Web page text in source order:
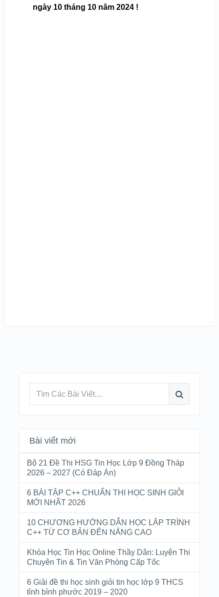
ngày 10 tháng 10 năm 2024 !
Bài viết mới
Bộ 21 Đề Thi HSG Tin Học Lớp 9 Đồng Tháp
2026 – 2027 (Có Đáp Án)
6 BÀI TẬP C++ CHUẨN THI HỌC SINH GIỎI
MỚI NHẤT 2026
10 CHƯƠNG HƯỚNG DẪN HỌC LẬP TRÌNH
C++ TỪ CƠ BẢN ĐẾN NÂNG CAO
Khóa Học Tin Học Online Thầy Dân: Luyện Thi
Chuyên Tin & Tin Văn Phòng Cấp Tốc
6 Giải đề thi học sinh giỏi tin học lớp 9 THCS
tỉnh bình phước 2019 – 2020